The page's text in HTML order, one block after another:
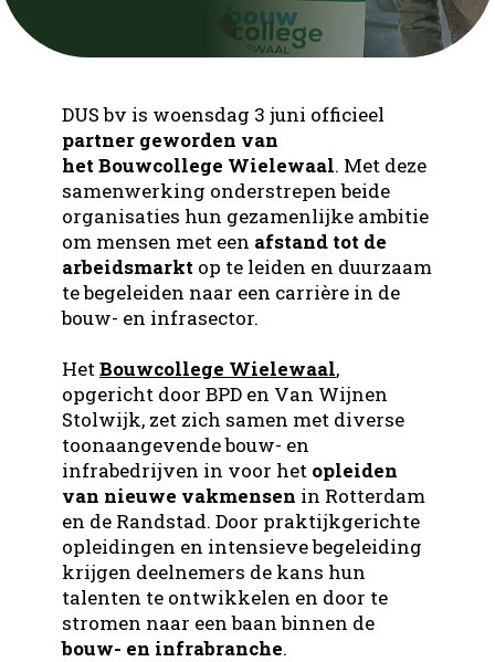
Groen
Techniek
Logistiek
Office
Productie
Groen
Techniek
Office
Nieuws
Ons team
Interne Vacatures
Silvercity Run
Contact
Open sollicitatie
DUS bv is woensdag 3 juni officieel
partner geworden van
het Bouwcollege Wielewaal. Met deze
samenwerking onderstrepen beide
organisaties hun gezamenlijke ambitie
om mensen met een afstand tot de
arbeidsmarkt op te leiden en duurzaam
te begeleiden naar een carrière in de
bouw- en infrasector.
HetBouwcollege Wielewaal,
opgericht door BPD en Van Wijnen
Stolwijk, zet zich samen met diverse
toonaangevende bouw- en
infrabedrijven in voor het opleiden
van nieuwe vakmensen in Rotterdam
en de Randstad. Door praktijkgerichte
opleidingen en intensieve begeleiding
krijgen deelnemers de kans hun
talenten te ontwikkelen en door te
stromen naar een baan binnen de
bouw- en infrabranche.